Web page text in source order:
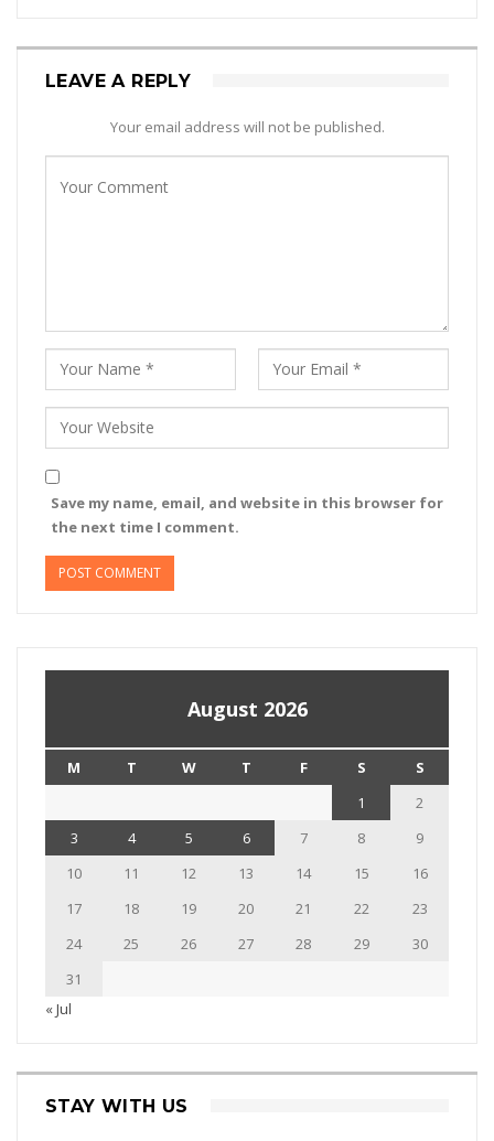
LEAVE A REPLY
Your email address will not be published.
Save my name, email, and website in this browser for
the next time I comment.
August 2026
M T W T F S
S
1
2
3
4 5 6 7 8
9
10
11 12 13 14 15
16
17
18 19 20 21 22
23
24
25 26 27 28 29
30
31
« Jul
STAY WITH US